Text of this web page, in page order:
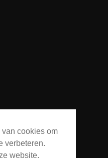
cookies om
verbeteren.
website,